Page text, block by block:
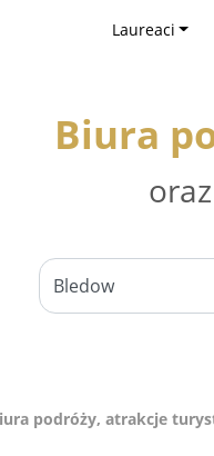
Laureaci
Biura
podróży, atrakcje